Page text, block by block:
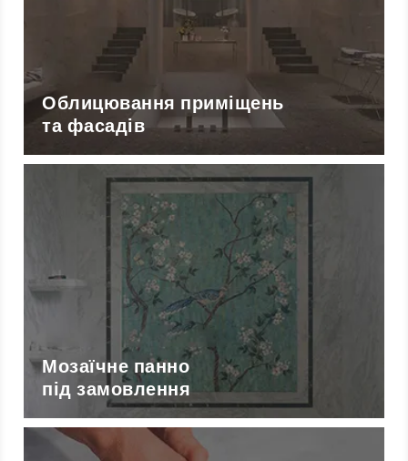
Облицювання приміщень
та фасадів
Мозаїчне панно
під замовлення